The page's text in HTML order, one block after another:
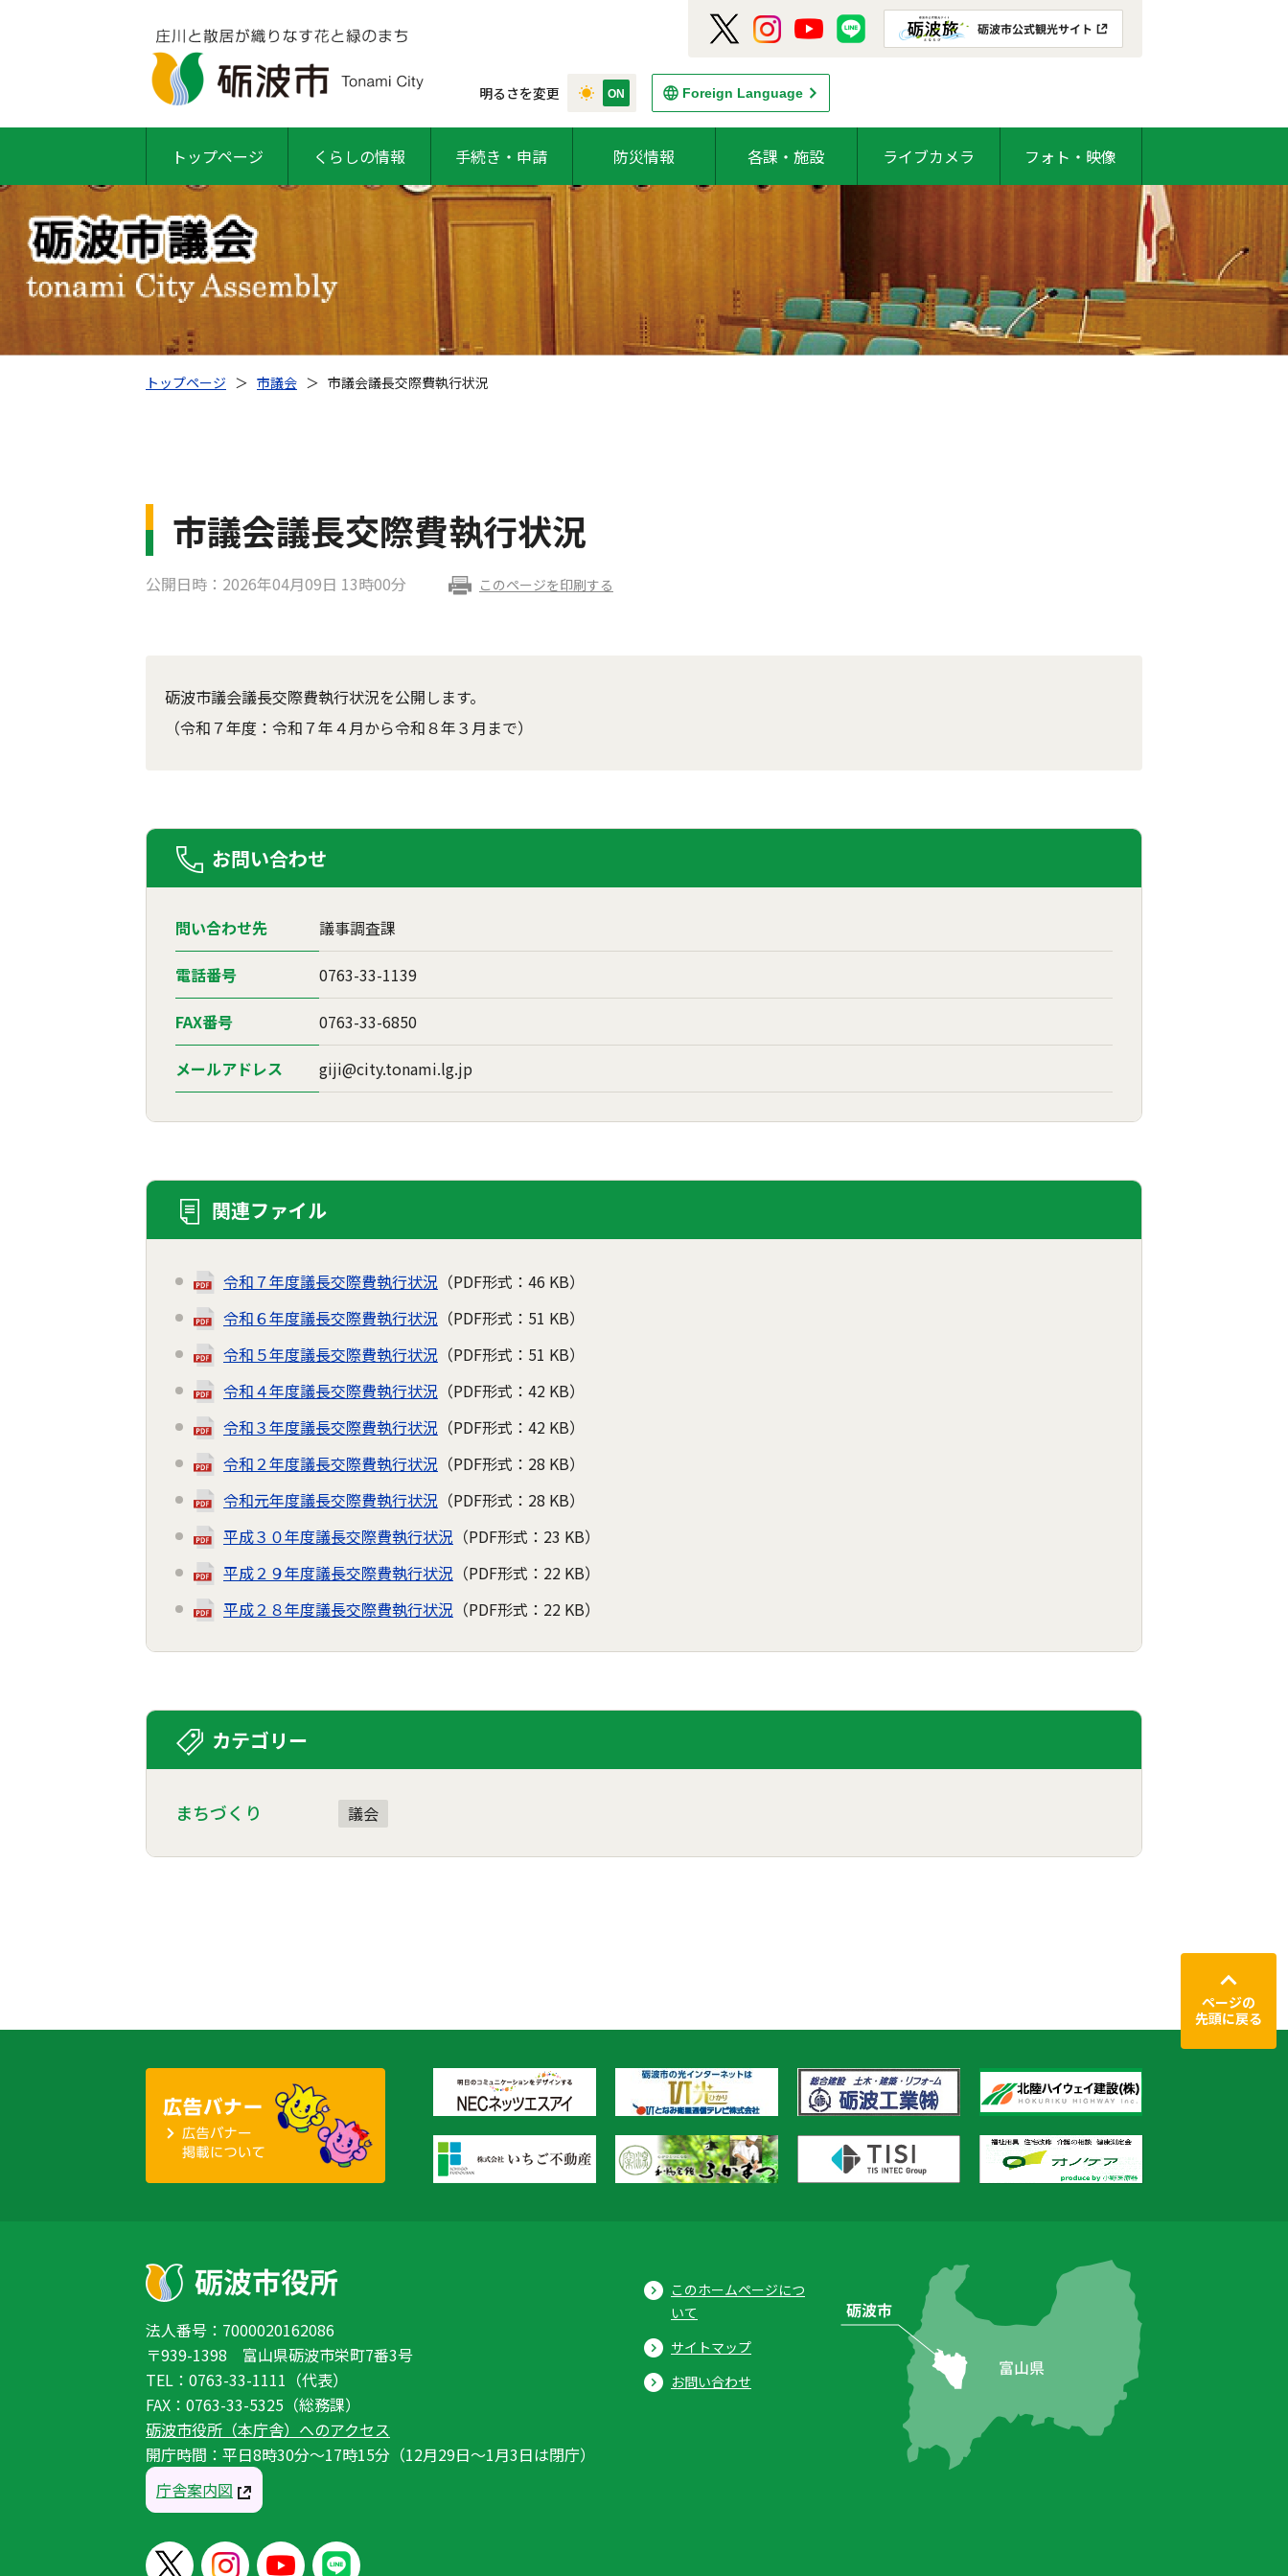
明るさを変更 Foreign Language
トップページ くらしの情報 手続き・申請 防災情報 各課・施設 ライブカメラ フォト・映像
トップページ ＞ 市議会 ＞ 市議会議長交際費執行状況
市議会議長交際費執行状況
公開日時：2026年04月09日 13時00分 このページを印刷する
砺波市議会議長交際費執行状況を公開します。
（令和７年度：令和７年４月から令和８年３月まで）
お問い合わせ
問い合わせ先 議事調査課
電話番号 0763-33-1139
FAX番号 0763-33-6850
メールアドレス giji@city.tonami.lg.jp
関連ファイル
令和７年度議長交際費執行状況 （PDF形式：46 KB）
令和６年度議長交際費執行状況 （PDF形式：51 KB）
令和５年度議長交際費執行状況 （PDF形式：51 KB）
令和４年度議長交際費執行状況 （PDF形式：42 KB）
令和３年度議長交際費執行状況 （PDF形式：42 KB）
令和２年度議長交際費執行状況 （PDF形式：28 KB）
令和元年度議長交際費執行状況 （PDF形式：28 KB）
平成３０年度議長交際費執行状況 （PDF形式：23 KB）
平成２９年度議長交際費執行状況 （PDF形式：22 KB）
平成２８年度議長交際費執行状況 （PDF形式：22 KB）
カテゴリー
まちづくり 議会
ページの
先頭に戻る
法人番号：7000020162086
〒939-1398 富山県砺波市栄町7番3号
TEL：0763-33-1111（代表）
FAX：0763-33-5325（総務課）
砺波市役所（本庁舎）へのアクセス
開庁時間：平日8時30分〜17時15分（12月29日〜1月3日は閉庁）
庁舎案内図
このホームページにつ
いて
サイトマップ
お問い合わせ